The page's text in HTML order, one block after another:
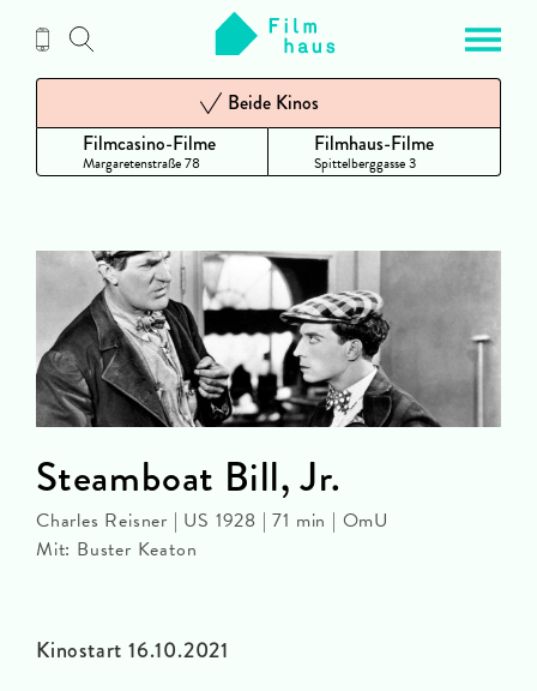
Inhalt
Filmcasino-Filme
Margaretenstraße 78
Beide Kinos
Filmhaus-Filme
Spittelberggasse 3
Kinostart 16.10.2021
Steamboat Bill, Jr.
Charles Reisner | US 1928 | 71 min | OmU
Mit: Buster Keaton